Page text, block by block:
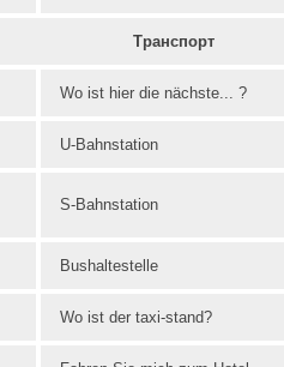
Транспорт
Wo ist hier die nächste... ?
U-Bahnstation
S-Bahnstation
Bushaltestelle
Wo ist der taxi-stand?